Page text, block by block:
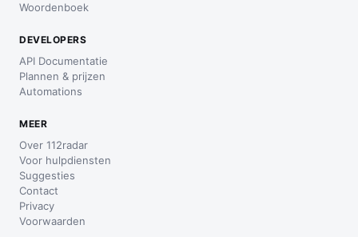
Woordenboek
DEVELOPERS
API Documentatie
Plannen & prijzen
Automations
MEER
Over 112radar
Voor hulpdiensten
Suggesties
Contact
Privacy
Voorwaarden